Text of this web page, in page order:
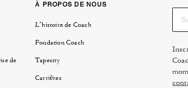
de
À PROPOS DE NOUS
L’histoire de Coach
Fondation Coach
Tapestry
Carrières